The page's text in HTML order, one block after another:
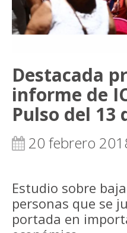
Destacada
informe de
Pulso del 13
20 febrero
Estudio sobre
personas que se
portada en